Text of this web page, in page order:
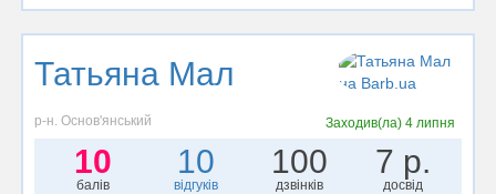
Татьяна Мал
р-н. Основ'янський Заходив(ла)4 липня
10
балів
10
відгуків
100
дзвінків
7 р.
досвід